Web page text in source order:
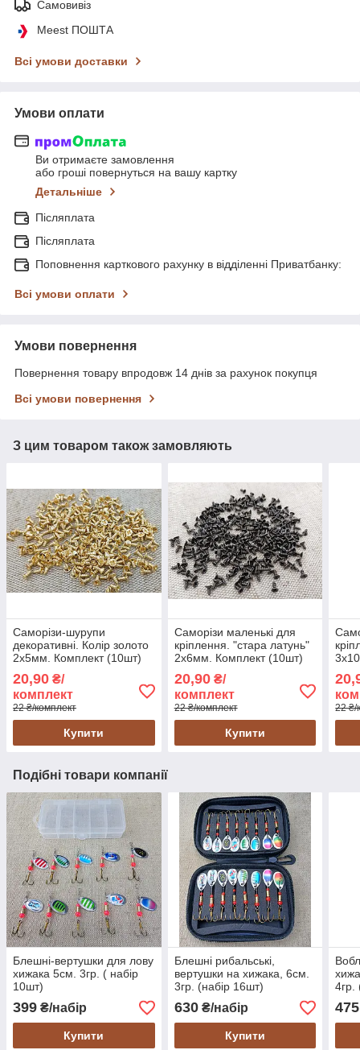
Самовивіз
Meest ПОШТА
Всі умови доставки
Умови оплати
Ви отримаєте замовлення
або гроші повернуться на вашу картку
Детальніше
Післяплата
Післяплата
Поповнення карткового рахунку в відділенні Приватбанку:
Всі умови оплати
Умови повернення
Повернення товару впродовж 14 днів за рахунок покупця
Всі умови повернення
З цим товаром також замовляють
Саморізи-шурупи
декоративні. Колір золото
2х5мм. Комплект (10шт)
20,90 ₴/
комплект
22 ₴/комплект
Купити
Саморізи маленькі для
кріплення. "стара латунь"
2х6мм. Комплект (10шт)
20,90₴/
комплект
22 ₴/комплект
Купити
22 ₴/
Подібні товари компанії
Блешні-вертушки для лову
хижака 5см. 3гр. ( набір
10шт)
399 ₴/набір
Купити
Блешні рибальські,
вертушки на хижака, 6см.
3гр. (набір 16шт)
630₴/набір
Купити
4гр.
475